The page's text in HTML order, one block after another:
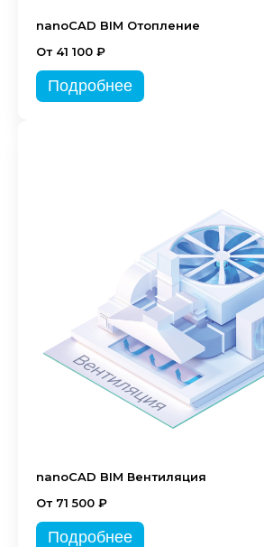
nanoCAD BIM Отопление
От 41 100 ₽
Подробнее
nanoCAD BIM Вентиляция
От 71 500 ₽
Подробнее